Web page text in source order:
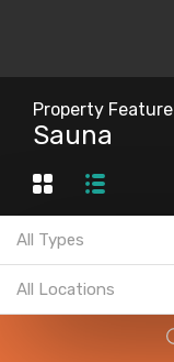
Property Feature
Sauna
All Types
All Locations